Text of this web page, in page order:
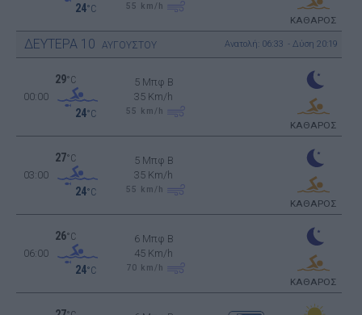
24°C 55 km/h
ΚΑΘΑΡΟΣ
ΔΕΥΤΕΡΑ 10 ΑΥΓΟΥΣΤΟΥ Ανατολή: 06:33 - Δύση 20:19
00:00
29°C
24°C
5 Μπφ B
35 Km/h
55 km/h
ΚΑΘΑΡΟΣ
03:00
27°C
24°C
5 Μπφ B
35 Km/h
55 km/h
ΚΑΘΑΡΟΣ
06:00
26°C
24°C
6 Μπφ B
45 Km/h
70 km/h
ΚΑΘΑΡΟΣ